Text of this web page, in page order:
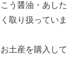
う醤油・あした
取り扱っていま
土産を購入して